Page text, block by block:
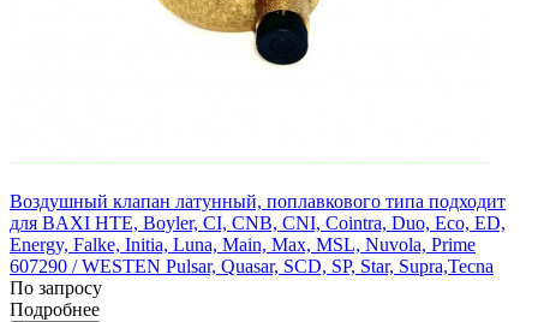
Воздушный клапан латунный, поплавкового типа подходит
для BAXI HTE, Boyler, CI, CNB, CNI, Cointra, Duo, Eco, ED,
Energy, Falke, Initia, Luna, Main, Max, MSL, Nuvola, Prime
607290 / WESTEN Pulsar, Quasar, SCD, SP, Star, Supra,Tecna
По запросу
Подробнее